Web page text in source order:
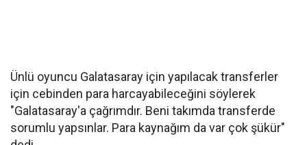
Ünlü oyuncu Galatasaray için yapılacak transferler
için cebinden para harcayabileceğini söylerek
"Galatasaray'a çağrımdır. Beni takımda transferde
sorumlu yapsınlar. Para kaynağım da var çok şükür"